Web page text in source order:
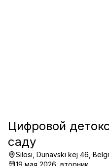
Цифровой
саду
Silosi, Dunavski kej 46,
19 мая 2026, вторник